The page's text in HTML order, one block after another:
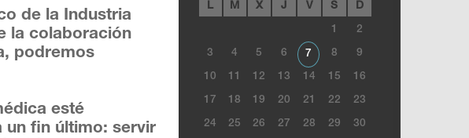
de la Industria
la colaboración
podremos
esté
un fin último: servir
L M X J V S D
1 2
3 4 5 6 7 8 9
10 11 12 13 14 15 16
17 18 19 20 21 22 23
24 25 26 27 28 29 30